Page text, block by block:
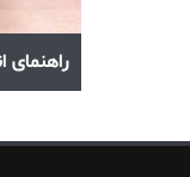
آکوردهای پیانو